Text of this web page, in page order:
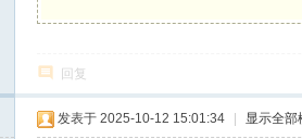
回复
发表于 2025-10-12 15:01:34 显示全部